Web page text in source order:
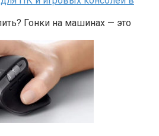
Гонки на машинах — это